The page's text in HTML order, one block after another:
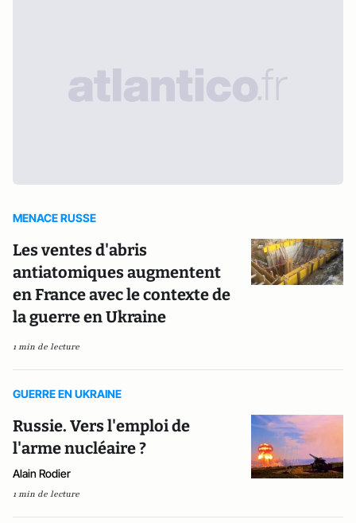
MENACE RUSSE
Les ventes d'abris
antiatomiques augmentent
en France avec le contexte de
la guerre en Ukraine
1 min de lecture
GUERRE EN UKRAINE
Russie. Vers l'emploi de
l'arme nucléaire ?
Alain Rodier
1 min de lecture